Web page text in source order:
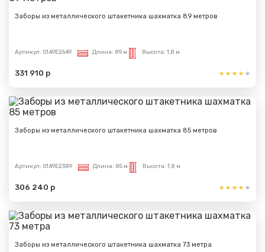
Заборы из металлического штакетника шахматка 89 метров
Артикул: S149E2649 Длина: 89 м Высота: 1,8 м
331 910 р
Заборы из металлического штакетника шахматка 85 метров
Артикул: S149E2389 Длина: 85 м Высота: 1,8 м
306 240 р
Заборы из металлического штакетника шахматка 73 метра